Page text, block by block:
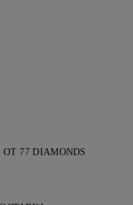
77 DIAMONDS
от
доживотна